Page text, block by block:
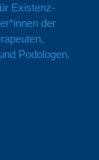
Existenz­
der
Podologen.